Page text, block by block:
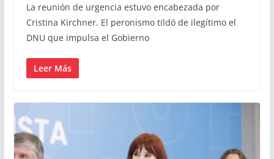
La reunión de urgencia estuvo encabezada por
Cristina Kirchner. El peronismo tildó de ilegítimo el
DNU que impulsa el Gobierno
Leer Más